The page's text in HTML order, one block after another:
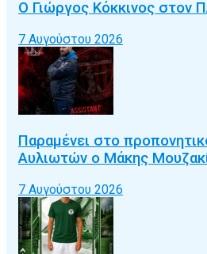
Ο Γιώργος Κόκκινος στον
7 Αυγούστου 2026
Παραμένει στο
Αυλιωτών ο Μάκης
7 Αυγούστου 2026